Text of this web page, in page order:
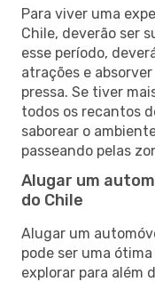
Para viver uma
Chile, deverão ser
esse período,
atrações e
pressa. Se tiver
todos os recantos
saborear o
passeando pelas
Alugar um
do Chile
Alugar um
pode ser uma
explorar para além